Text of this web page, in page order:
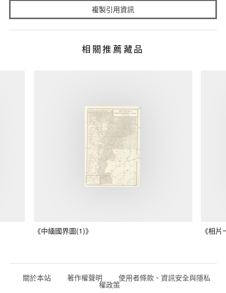
複製引用資訊
相關推薦藏品
《中緬國界圖(1)》 《相
關於本站 著作權聲明 使用者條款、資訊安全與隱私
權政策